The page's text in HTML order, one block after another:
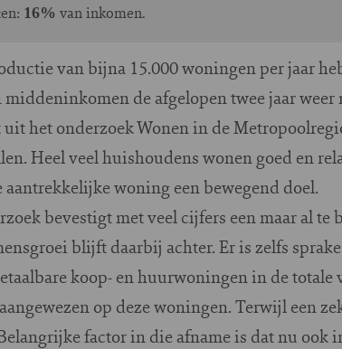
16% van inkomen.
van bijna 15.000 woningen per jaar
de afgelopen twee jaar
het onderzoek Wonen in de
Heel veel huishoudens wonen goed en
woning een bewegend doel.
bevestigt met veel cijfers een maar al
blijft daarbij achter. Er is zelfs
koop- en huurwoningen in de totale
op deze woningen. Terwijl een
factor in die afname is dat nu ook in